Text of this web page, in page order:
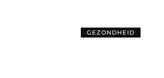
GEZONDHEID